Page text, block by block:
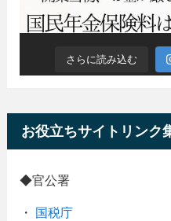
さらに読み込む
お役立ちサイトリンク
◆官公署
・ 国税庁